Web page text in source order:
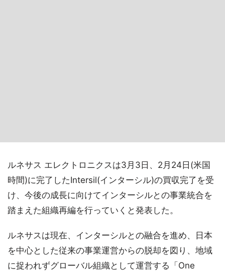
ルネサス エレクトロニクスは3月3日、2月24日(米国
時間)に完了したIntersil(インターシル)の買収完了を受
け、今後の成長に向けてインターシルとの事業統合を
踏まえた組織再編を行っていくと発表した。
ルネサスは現在、インターシルとの融合を進め、日本
を中心とした従来の事業運営からの脱却を図り、地域
に捉われずグローバル組織として運営する「One